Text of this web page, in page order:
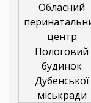
Обласний
центр
Пологовий
будинок
Дубенської
міськради